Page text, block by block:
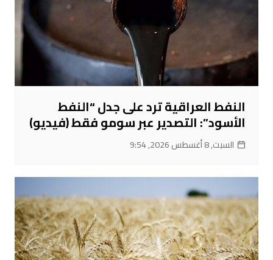
النفط العراقية ترد على جدل “النفط
الأسود”: التصدير عبر سومو فقط (فيديو)
السبت, 8 أغسطس 2026, 9:54